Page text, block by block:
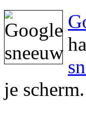
je scherm.